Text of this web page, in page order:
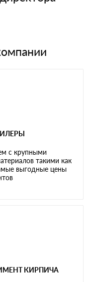
с крупными
такими как
выгодные цены
КИРПИЧА